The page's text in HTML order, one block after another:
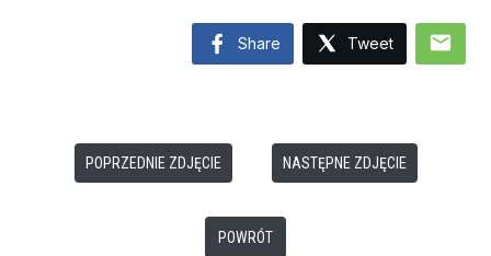
Share Tweet mail
POPRZEDNIE ZDJĘCIE NASTĘPNE ZDJĘCIE
POWRÓT